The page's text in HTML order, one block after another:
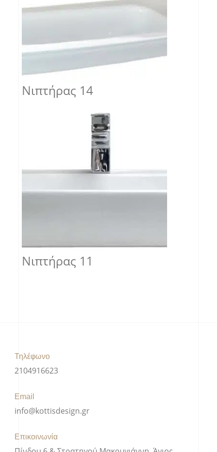
Νιπτήρας 14
Νιπτήρας 11
Τηλέφωνο
2104916623
Email
info@kottisdesign.gr
Επικοινωνία